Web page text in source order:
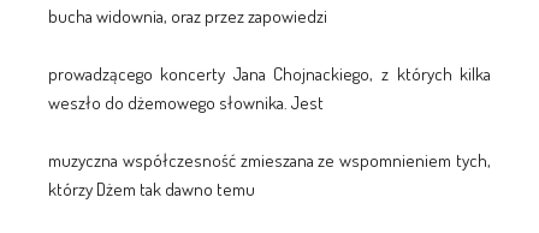
bucha widownia, oraz przez zapowiedzi
prowadzącego koncerty Jana Chojnackiego, z których kilka
weszło do dżemowego słownika. Jest
muzyczna współczesność zmieszana ze wspomnieniem tych,
którzy Dżem tak dawno temu